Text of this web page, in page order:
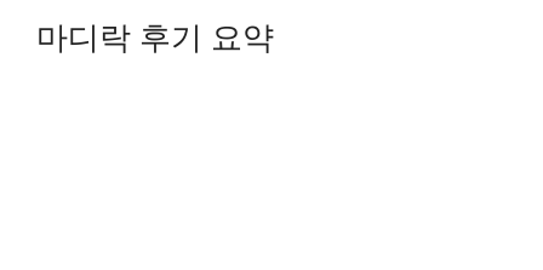
마디락 후기 요약